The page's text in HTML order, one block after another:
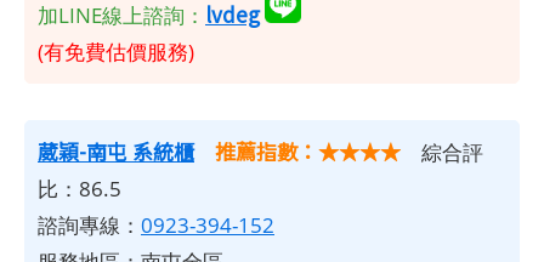
加LINE線上諮詢： lvdeg
(有免費估價服務)
葳穎-南屯 系統櫃 推薦指數：★★★★ 綜合評
比：86.5
諮詢專線： 0923-394-152